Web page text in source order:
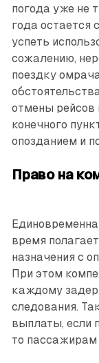
погода уже не
года остается
успеть
сожалению,
поездку
отмены
конечного
опозданием и
Право на
время
назначения с
При этом
каждому
следования.
выплаты, если
то